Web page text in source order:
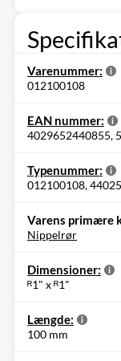
Varenummer:
012100108
EAN nummer:
4029652440855,
Typenummer:
012100108,
Varens primære
Nippelrør
Dimensioner:
ᴿ1" x ᴿ1"
Længde:
100 mm